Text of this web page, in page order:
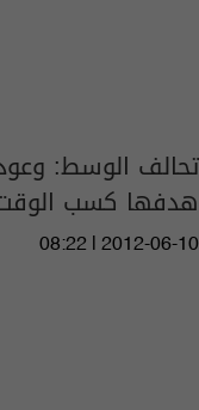
تحالف الوسط:
هدفها كسب الوقت
08:22 | 2012-06-10